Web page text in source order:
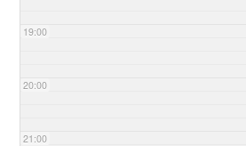
19:00
20:00
21:00